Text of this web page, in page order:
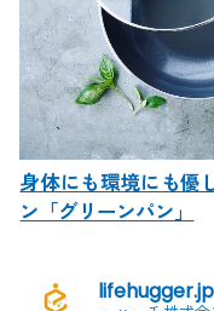
身体にも環境にも優
ン「グリーンパン」
lifehugger.jp